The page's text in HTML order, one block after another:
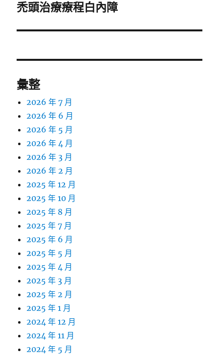
一
文
禿頭治療療程白內障
彙整
2026 年 7 月
2026 年 6 月
2026 年 5 月
2026 年 4 月
2026 年 3 月
2026 年 2 月
2025 年 12 月
2025 年 10 月
2025 年 8 月
2025 年 7 月
2025 年 6 月
2025 年 5 月
2025 年 4 月
2025 年 3 月
2025 年 2 月
2025 年 1 月
2024 年 12 月
2024 年 11 月
2024 年 5 月